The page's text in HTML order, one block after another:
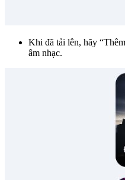
Khi đã tải lên, hãy
âm nhạc.